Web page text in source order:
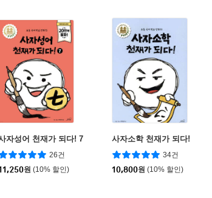
자성어 천재가 되다! 7
26건
원 (10% 할인)
사자소학 천재가 되다!
34건
10,800원 (10% 할인)